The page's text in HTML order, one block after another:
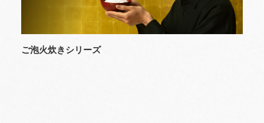
ご泡火炊きシリーズ